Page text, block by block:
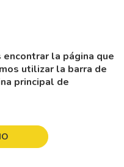
la página que
utilizar la barra de
principal de